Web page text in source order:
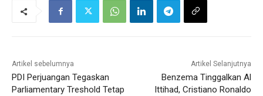
Artikel sebelumnya
PDI Perjuangan Tegaskan
Parliamentary Treshold Tetap
Artikel Selanjutnya
Benzema Tinggalkan Al
Ittihad, Cristiano Ronaldo